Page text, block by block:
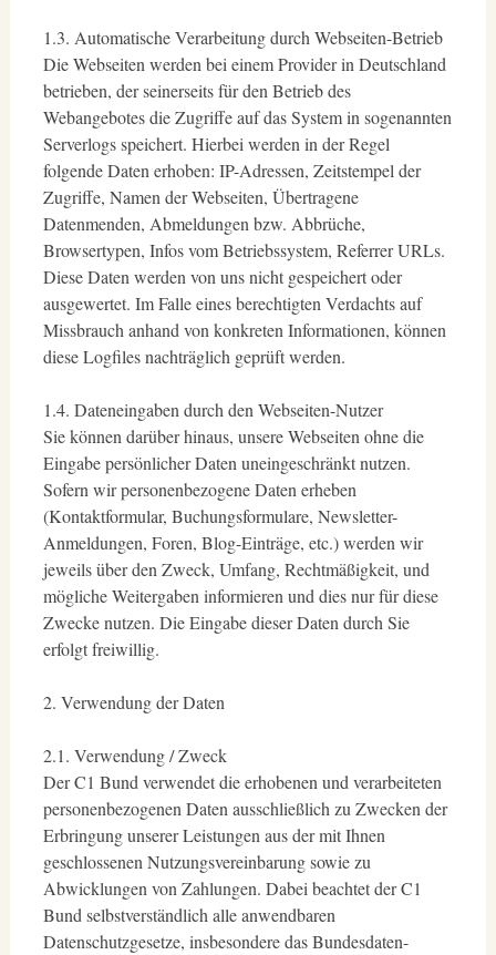
1.3. Automatische Verarbeitung durch Webseiten-Betrieb
Die Webseiten werden bei einem Provider in Deutschland
betrieben, der seinerseits für den Betrieb des
Webangebotes die Zugriffe auf das System in sogenannten
Serverlogs speichert. Hierbei werden in der Regel
folgende Daten erhoben: IP-Adressen, Zeitstempel der
Zugriffe, Namen der Webseiten, Übertragene
Datenmenden, Abmeldungen bzw. Abbrüche,
Browsertypen, Infos vom Betriebssystem, Referrer URLs.
Diese Daten werden von uns nicht gespeichert oder
ausgewertet. Im Falle eines berechtigten Verdachts auf
Missbrauch anhand von konkreten Informationen, können
diese Logfiles nachträglich geprüft werden.
1.4. Dateneingaben durch den Webseiten-Nutzer
Sie können darüber hinaus, unsere Webseiten ohne die
Eingabe persönlicher Daten uneingeschränkt nutzen.
Sofern wir personenbezogene Daten erheben
(Kontaktformular, Buchungsformulare, Newsletter-
Anmeldungen, Foren, Blog-Einträge, etc.) werden wir
jeweils über den Zweck, Umfang, Rechtmäßigkeit, und
mögliche Weitergaben informieren und dies nur für diese
Zwecke nutzen. Die Eingabe dieser Daten durch Sie
erfolgt freiwillig.
2. Verwendung der Daten
2.1. Verwendung / Zweck
Der C1 Bund verwendet die erhobenen und verarbeiteten
personenbezogenen Daten ausschließlich zu Zwecken der
Erbringung unserer Leistungen aus der mit Ihnen
geschlossenen Nutzungsvereinbarung sowie zu
Abwicklungen von Zahlungen. Dabei beachtet der C1
Bund selbstverständlich alle anwendbaren
Datenschutzgesetze, insbesondere das Bundesdaten-